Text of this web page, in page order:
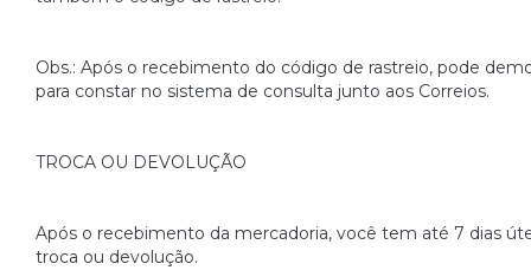
Obs.: Após o recebimento do código de rastreio, pode
para constar no sistema de consulta junto aos Correios.
TROCA OU DEVOLUÇÃO
Após o recebimento da mercadoria, você tem até 7 dias
troca ou devolução.